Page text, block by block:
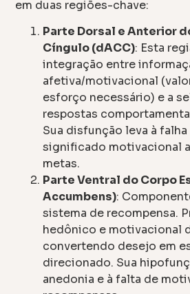
em duas regiões-chave:
Parte Dorsal e Anterior
Cíngulo (dACC): Esta
integração entre
afetiva/motivacional
esforço necessário) e a
respostas
Sua disfunção leva à
significado motivacional
metas.
Parte Ventral do Corpo
Accumbens):
sistema de recompensa.
hedônico e motivacional
convertendo desejo em
direcionado. Sua
anedonia e à falta de